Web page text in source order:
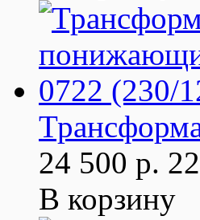
24 500 р.
В корзину